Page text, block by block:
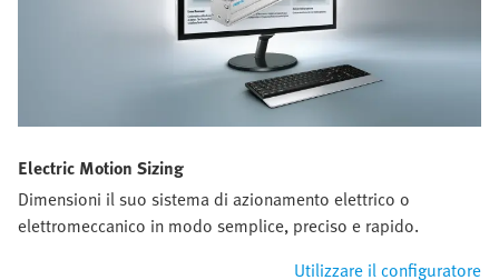
Electric Motion Sizing
Dimensioni il suo sistema di azionamento elettrico o
elettromeccanico in modo semplice, preciso e rapido.
Utilizzare il configuratore